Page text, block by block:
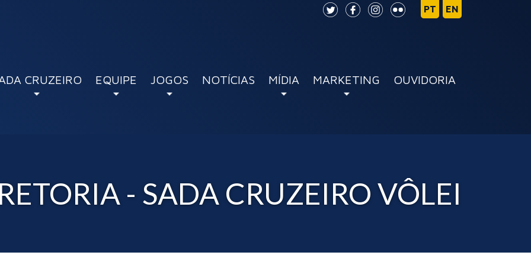
CRUZEIRO EQUIPE JOGOS NOTÍCIAS MÍDIA MARKETING OUVIDORIA
- SADA CRUZEIRO VÔLEI